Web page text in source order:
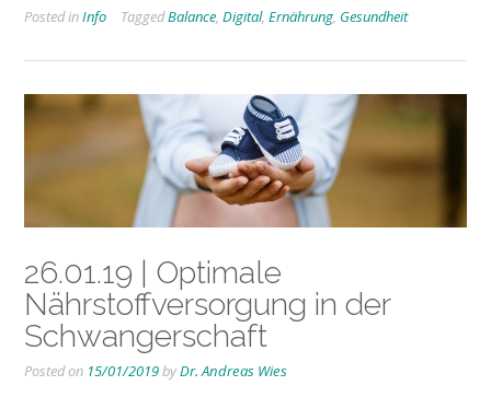
Posted inInfo TaggedBalance, Digital, Ernährung, Gesundheit
26.01.19 | Optimale
Nährstoffversorgung in der
Schwangerschaft
Posted on 15/01/2019byDr. Andreas Wies